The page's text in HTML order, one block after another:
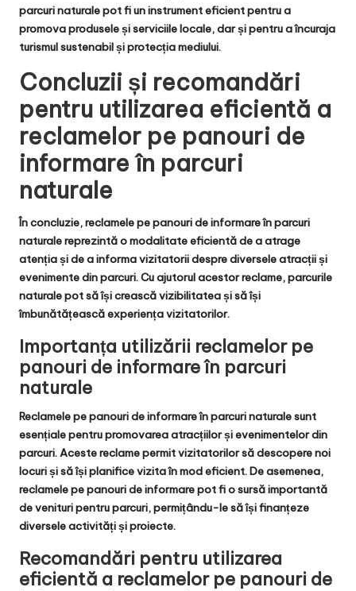
parcuri naturale pot fi un instrument eficient pentru a
promova produsele și serviciile locale, dar și pentru a încuraja
turismul sustenabil și protecția mediului.
Concluzii și recomandări
pentru utilizarea eficientă a
reclamelor pe panouri de
informare în parcuri
naturale
În concluzie, reclamele pe panouri de informare în parcuri
naturale reprezintă o modalitate eficientă de a atrage
atenția și de a informa vizitatorii despre diversele atracții și
evenimente din parcuri. Cu ajutorul acestor reclame, parcurile
naturale pot să își crească vizibilitatea și să își
îmbunătățească experiența vizitatorilor.
Importanța utilizării reclamelor pe
panouri de informare în parcuri
naturale
Reclamele pe panouri de informare în parcuri naturale sunt
esențiale pentru promovarea atracțiilor și evenimentelor din
parcuri. Aceste reclame permit vizitatorilor să descopere noi
locuri și să își planifice vizita în mod eficient. De asemenea,
reclamele pe panouri de informare pot fi o sursă importantă
de venituri pentru parcuri, permițându-le să își finanțeze
diversele activități și proiecte.
Recomandări pentru utilizarea
eficientă a reclamelor pe panouri de